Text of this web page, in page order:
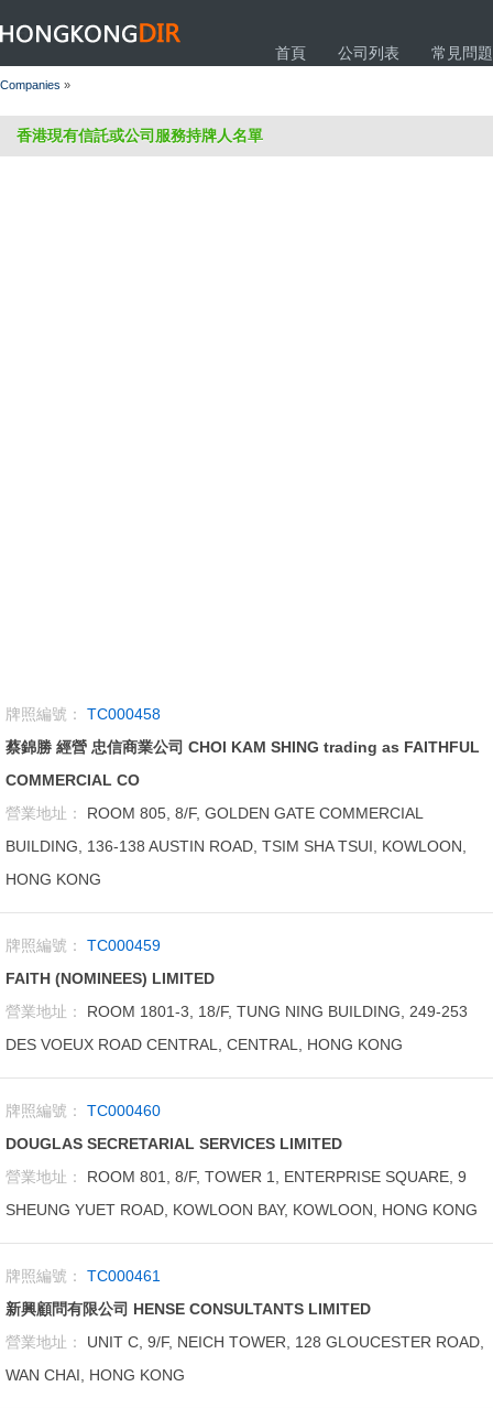
HONGKONGDIR
首頁 公司列表 常見問題
Companies »
香港現有信託或公司服務持牌人名單
牌照編號：
TC000458
蔡錦勝 經營 忠信商業公司 CHOI KAM SHING trading as FAITHFUL
COMMERCIAL CO
營業地址：
ROOM 805, 8/F, GOLDEN GATE COMMERCIAL
BUILDING, 136-138 AUSTIN ROAD, TSIM SHA TSUI, KOWLOON,
HONG KONG
牌照編號：
TC000459
FAITH (NOMINEES) LIMITED
營業地址：
ROOM 1801-3, 18/F, TUNG NING BUILDING, 249-253
DES VOEUX ROAD CENTRAL, CENTRAL, HONG KONG
牌照編號：
TC000460
DOUGLAS SECRETARIAL SERVICES LIMITED
營業地址：
ROOM 801, 8/F, TOWER 1, ENTERPRISE SQUARE, 9
SHEUNG YUET ROAD, KOWLOON BAY, KOWLOON, HONG KONG
牌照編號：
TC000461
新興顧問有限公司 HENSE CONSULTANTS LIMITED
營業地址：
UNIT C, 9/F, NEICH TOWER, 128 GLOUCESTER ROAD,
WAN CHAI, HONG KONG